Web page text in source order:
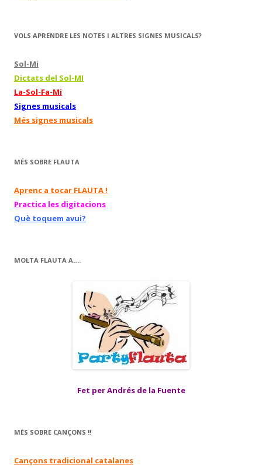
VOLS APRENDRE LES NOTES I ALTRES SIGNES MUSICALS?
Sol-Mi
Dictats del Sol-MI
La-Sol-Fa-Mi
Signes musicals
Més signes musicals
MÉS SOBRE FLAUTA
Aprenc a tocar FLAUTA !
Practica les digitacions
Què toquem avui?
MOLTA FLAUTA A….
Fet per Andrés de la Fuente
MÉS SOBRE CANÇONS !!
Cançons tradicional catalanes